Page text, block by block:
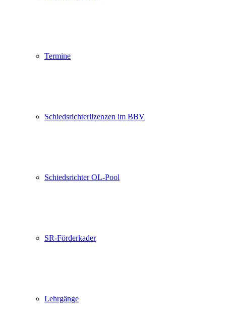
Termine
Schiedsrichterlizenzen im BBV
Schiedsrichter OL-Pool
SR-Förderkader
Lehrgänge